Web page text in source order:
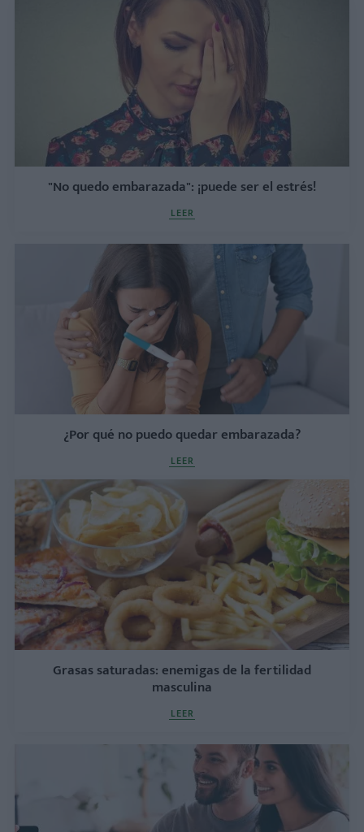
"No quedo embarazada": ¡puede ser el estrés!
LEER
¿Por qué no puedo quedar embarazada?
LEER
Grasas saturadas: enemigas de la fertilidad
masculina
LEER